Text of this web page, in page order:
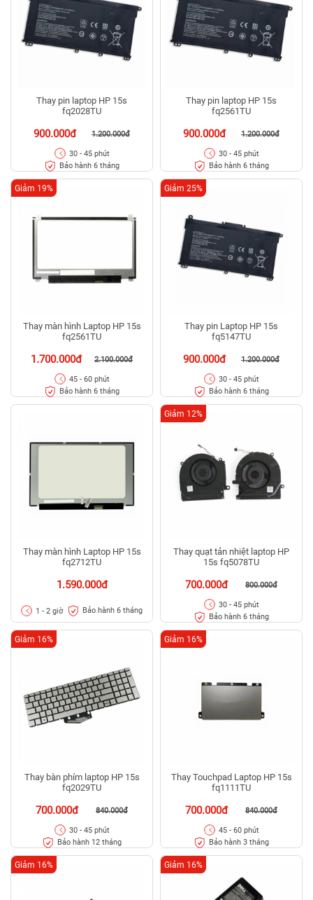
Thay pin laptop HP 15s
fq2028TU
900.000đ 1.200.000đ
30 - 45 phút
Bảo hành 6 tháng
Thay pin laptop HP 15s
fq2561TU
900.000đ 1.200.000đ
30 - 45 phút
Bảo hành 6 tháng
Thay màn hình Laptop HP 15s
fq2561TU
1.700.000đ 2.100.000đ
Giảm 19%
45 - 60 phút
Bảo hành 6 tháng
Thay pin Laptop HP 15s
fq5147TU
900.000đ 1.200.000đ
Giảm 25%
30 - 45 phút
Bảo hành 6 tháng
Thay màn hình Laptop HP 15s
fq2712TU
1.590.000đ
1 - 2 giờ Bảo hành 6 tháng
Thay quạt tản nhiệt laptop HP
15s fq5078TU
700.000đ 800.000đ
Giảm 12%
30 - 45 phút
Bảo hành 6 tháng
Thay bàn phím laptop HP 15s
fq2029TU
700.000đ 840.000đ
Giảm 16%
30 - 45 phút
Bảo hành 12 tháng
Thay Touchpad Laptop HP 15s
fq1111TU
700.000đ 840.000đ
Giảm 16%
45 - 60 phút
Bảo hành 3 tháng
Giảm 16% Giảm 16%